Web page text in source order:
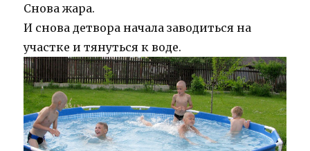
Снова жара.
И снова детвора начала заводиться на
участке и тянуться к воде.